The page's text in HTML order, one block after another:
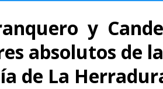
y
absolutos de
de La